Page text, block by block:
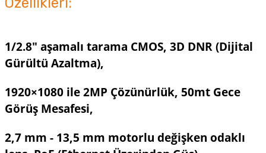
1/2.8" aşamalı tarama CMOS, 3D DNR (Dijital
Gürültü Azaltma),
1920×1080 ile 2MP Çözünürlük, 50mt Gece
Görüş Mesafesi,
2,7 mm - 13,5 mm motorlu değişken odaklı